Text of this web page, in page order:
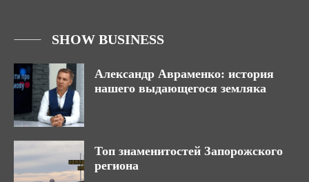
SHOW BUSINESS
Александр Авраменко: история
нашего выдающегося земляка
Топ знаменитостей Запорожского
региона